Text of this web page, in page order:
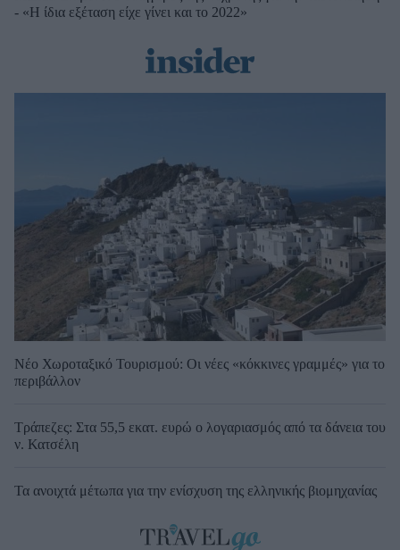
- «Η ίδια εξέταση είχε γίνει και το 2022»
Νέο Χωροταξικό Τουρισμού: Οι νέες «κόκκινες γραμμές» για το
περιβάλλον
Τράπεζες: Στα 55,5 εκατ. ευρώ ο λογαριασμός από τα δάνεια του
ν. Κατσέλη
Τα ανοιχτά μέτωπα για την ενίσχυση της ελληνικής βιομηχανίας